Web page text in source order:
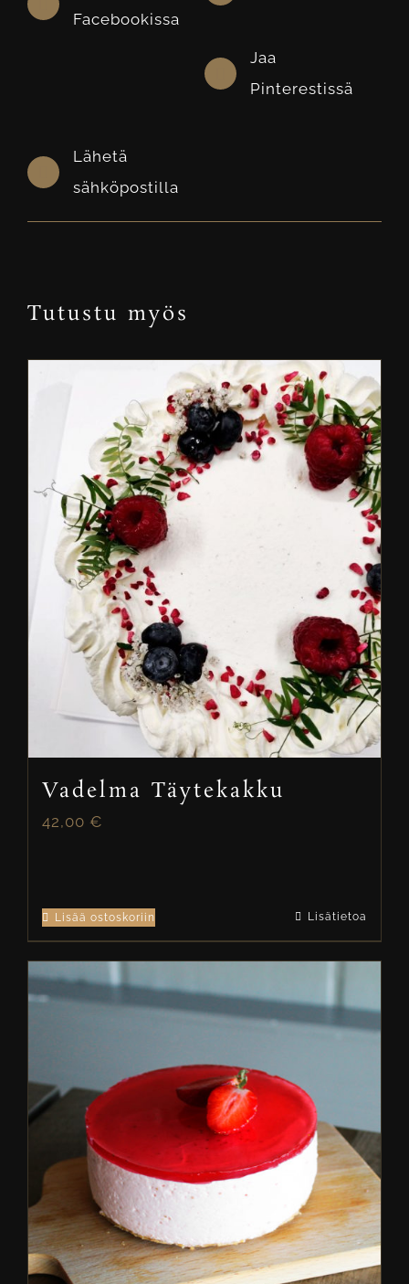
Facebookissa
Jaa
Pinterestissä
Lähetä
sähköpostilla
Tutustu myös
Vadelma Täytekakku
42,00 €
Lisää ostoskoriin Lisätietoa